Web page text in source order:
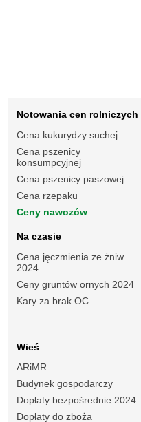
Notowania cen rolniczych
Cena kukurydzy suchej
Cena pszenicy
konsumpcyjnej
Cena pszenicy paszowej
Cena rzepaku
Ceny nawozów
Na czasie
Cena jęczmienia ze żniw
2024
Ceny gruntów ornych 2024
Kary za brak OC
Wieś
ARiMR
Budynek gospodarczy
Dopłaty bezpośrednie 2024
Dopłaty do zboża